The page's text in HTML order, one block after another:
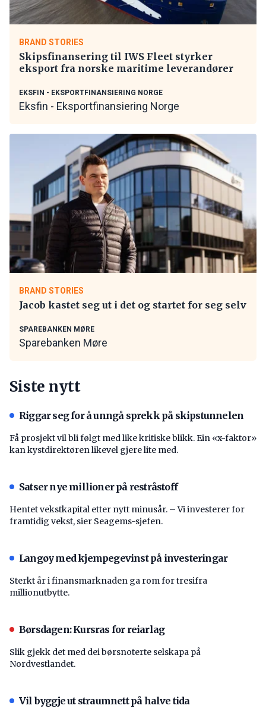
BRAND STORIES
Skipsfinansering til IWS Fleet styrker
eksport fra norske maritime leverandører
EKSFIN - EKSPORTFINANSIERING NORGE
Eksfin - Eksportfinansiering Norge
BRAND STORIES
Jacob kastet seg ut i det og startet for seg selv
SPAREBANKEN MØRE
Sparebanken Møre
Siste nytt
Riggar seg for å unngå sprekk på skipstunnelen
Få prosjekt vil bli følgt med like kritiske blikk. Ein «x-faktor»
kan kystdirektøren likevel gjere lite med.
Satser nye millioner på restråstoff
Hentet vekstkapital etter nytt minusår. – Vi investerer for
framtidig vekst, sier Seagems-sjefen.
Langøy med kjempegevinst på investeringar
Sterkt år i finansmarknaden ga rom for tresifra
millionutbytte.
Børsdagen: Kursras for reiarlag
Slik gjekk det med dei børsnoterte selskapa på
Nordvestlandet.
Vil byggje ut straumnett på halve tida